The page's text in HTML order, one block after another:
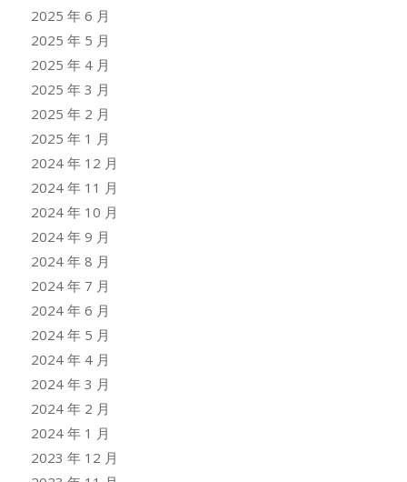
2025 年 6 月
2025 年 5 月
2025 年 4 月
2025 年 3 月
2025 年 2 月
2025 年 1 月
2024 年 12 月
2024 年 11 月
2024 年 10 月
2024 年 9 月
2024 年 8 月
2024 年 7 月
2024 年 6 月
2024 年 5 月
2024 年 4 月
2024 年 3 月
2024 年 2 月
2024 年 1 月
2023 年 12 月